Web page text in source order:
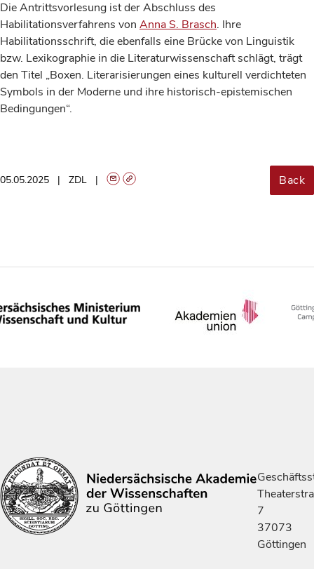
Die Antrittsvorlesung ist der Abschluss des
Habilitationsverfahrens von Anna S. Brasch. Ihre
Habilitationsschrift, die ebenfalls eine Brücke von Linguistik
bzw. Lexikographie in die Literaturwissenschaft schlägt, trägt
den Titel „Boxen. Literarisierungen eines kulturell verdichteten
Symbols in der Moderne und ihre historisch-epistemischen
Bedingungen“.
05.05.2025 ZDL Back
7
37073
Göttingen